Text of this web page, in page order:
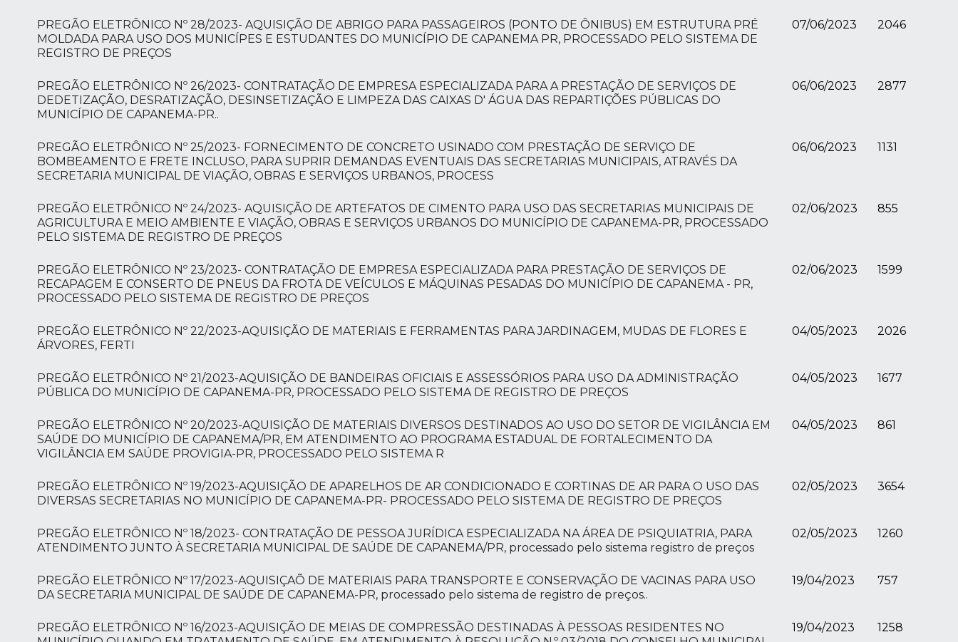
PREGÃO ELETRÔNICO Nº 28/2023- AQUISIÇÃO DE ABRIGO PARA PASSAGEIROS (PONTO DE ÔNIBUS) EM ESTRUTURA PRÉ
MOLDADA PARA USO DOS MUNICÍPES E ESTUDANTES DO MUNICÍPIO DE CAPANEMA PR, PROCESSADO PELO SISTEMA DE
REGISTRO DE PREÇOS
07/06/2023 2046
PREGÃO ELETRÔNICO Nº 26/2023- CONTRATAÇÃO DE EMPRESA ESPECIALIZADA PARA A PRESTAÇÃO DE SERVIÇOS DE
DEDETIZAÇÃO, DESRATIZAÇÃO, DESINSETIZAÇÃO E LIMPEZA DAS CAIXAS D' ÁGUA DAS REPARTIÇÕES PÚBLICAS DO
MUNICÍPIO DE CAPANEMA-PR..
06/06/2023 2877
PREGÃO ELETRÔNICO Nº 25/2023- FORNECIMENTO DE CONCRETO USINADO COM PRESTAÇÃO DE SERVIÇO DE
BOMBEAMENTO E FRETE INCLUSO, PARA SUPRIR DEMANDAS EVENTUAIS DAS SECRETARIAS MUNICIPAIS, ATRAVÉS DA
SECRETARIA MUNICIPAL DE VIAÇÃO, OBRAS E SERVIÇOS URBANOS, PROCESS
06/06/2023 1131
PREGÃO ELETRÔNICO Nº 24/2023- AQUISIÇÃO DE ARTEFATOS DE CIMENTO PARA USO DAS SECRETARIAS MUNICIPAIS DE
AGRICULTURA E MEIO AMBIENTE E VIAÇÃO, OBRAS E SERVIÇOS URBANOS DO MUNICÍPIO DE CAPANEMA-PR, PROCESSADO
PELO SISTEMA DE REGISTRO DE PREÇOS
02/06/2023 855
PREGÃO ELETRÔNICO Nº 23/2023- CONTRATAÇÃO DE EMPRESA ESPECIALIZADA PARA PRESTAÇÃO DE SERVIÇOS DE
RECAPAGEM E CONSERTO DE PNEUS DA FROTA DE VEÍCULOS E MÁQUINAS PESADAS DO MUNICÍPIO DE CAPANEMA - PR,
PROCESSADO PELO SISTEMA DE REGISTRO DE PREÇOS
02/06/2023 1599
PREGÃO ELETRÔNICO Nº 22/2023-AQUISIÇÃO DE MATERIAIS E FERRAMENTAS PARA JARDINAGEM, MUDAS DE FLORES E
ÁRVORES, FERTI
04/05/2023 2026
PREGÃO ELETRÔNICO Nº 21/2023-AQUISIÇÃO DE BANDEIRAS OFICIAIS E ASSESSÓRIOS PARA USO DA ADMINISTRAÇÃO
PÚBLICA DO MUNICÍPIO DE CAPANEMA-PR, PROCESSADO PELO SISTEMA DE REGISTRO DE PREÇOS
04/05/2023 1677
PREGÃO ELETRÔNICO Nº 20/2023-AQUISIÇÃO DE MATERIAIS DIVERSOS DESTINADOS AO USO DO SETOR DE VIGILÂNCIA EM
SAÚDE DO MUNICÍPIO DE CAPANEMA/PR, EM ATENDIMENTO AO PROGRAMA ESTADUAL DE FORTALECIMENTO DA
VIGILÂNCIA EM SAÚDE PROVIGIA-PR, PROCESSADO PELO SISTEMA R
04/05/2023 861
PREGÃO ELETRÔNICO Nº 19/2023-AQUISIÇÃO DE APARELHOS DE AR CONDICIONADO E CORTINAS DE AR PARA O USO DAS
DIVERSAS SECRETARIAS NO MUNICÍPIO DE CAPANEMA-PR- PROCESSADO PELO SISTEMA DE REGISTRO DE PREÇOS
02/05/2023 3654
PREGÃO ELETRÔNICO Nº 18/2023- CONTRATAÇÃO DE PESSOA JURÍDICA ESPECIALIZADA NA ÁREA DE PSIQUIATRIA, PARA
ATENDIMENTO JUNTO À SECRETARIA MUNICIPAL DE SAÚDE DE CAPANEMA/PR, processado pelo sistema registro de preços
02/05/2023 1260
PREGÃO ELETRÔNICO Nº 17/2023-AQUISIÇAÕ DE MATERIAIS PARA TRANSPORTE E CONSERVAÇÃO DE VACINAS PARA USO
DA SECRETARIA MUNICIPAL DE SAÚDE DE CAPANEMA-PR, processado pelo sistema de registro de preços..
19/04/2023 757
PREGÃO ELETRÔNICO Nº 16/2023-AQUISIÇÃO DE MEIAS DE COMPRESSÃO DESTINADAS À PESSOAS RESIDENTES NO
19/04/2023 1258